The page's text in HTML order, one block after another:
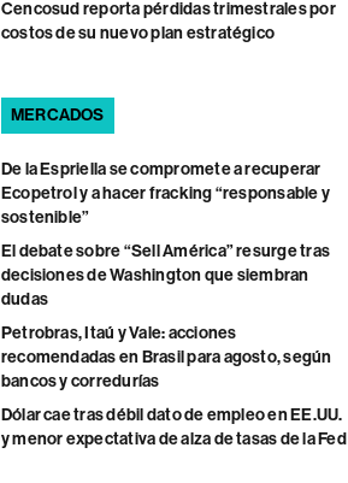
Cencosud reporta pérdidas trimestrales por
costos de su nuevo plan estratégico
MERCADOS
De la Espriella se compromete a recuperar
Ecopetrol y a hacer fracking “responsable y
sostenible”
El debate sobre “Sell América” resurge tras
decisiones de Washington que siembran
dudas
Petrobras, Itaú y Vale: acciones
recomendadas en Brasil para agosto, según
bancos y corredurías
Dólar cae tras débil dato de empleo en EE.UU.
y menor expectativa de alza de tasas de la Fed